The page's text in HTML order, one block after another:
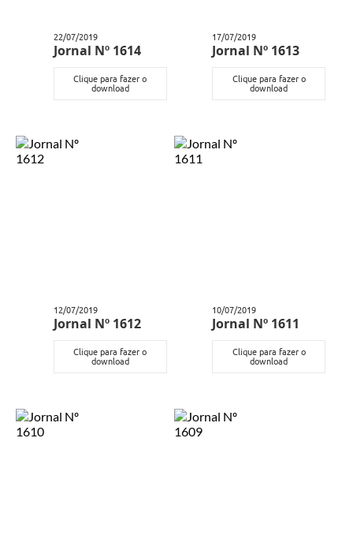
Sistema de Bibliotecas Públicas
Atribuição de Aulas
Contratos
E-mails dos setores
22/07/2019
Jornal Nº 1614
Clique para fazer o
download
17/07/2019
Jornal Nº 1613
Clique para fazer o
download
12/07/2019
Jornal Nº 1612
Clique para fazer o
download
10/07/2019
Jornal Nº 1611
Clique para fazer o
download